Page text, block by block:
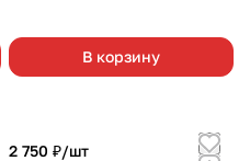
В корзину
2 750 ₽/шт